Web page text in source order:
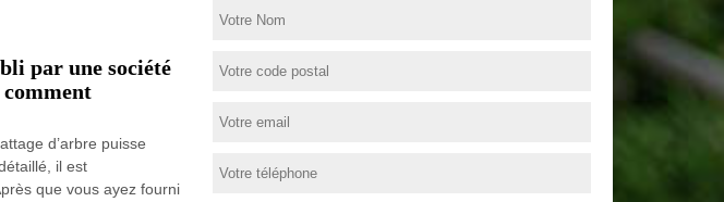
par une société
comment
d’arbre puisse
il est
que vous ayez fourni